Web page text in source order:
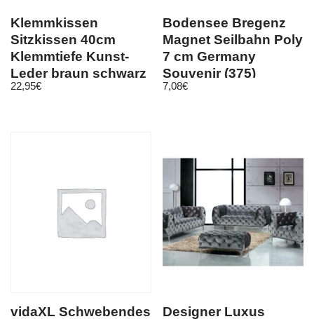
Klemmkissen
Sitzkissen 40cm
Klemmtiefe Kunst-
Leder braun schwarz
oder beige
22,95€
Bodensee Bregenz
Magnet Seilbahn Poly
7 cm Germany
Souvenir (375)
7,08€
vidaXL Schwebendes
Designer Luxus